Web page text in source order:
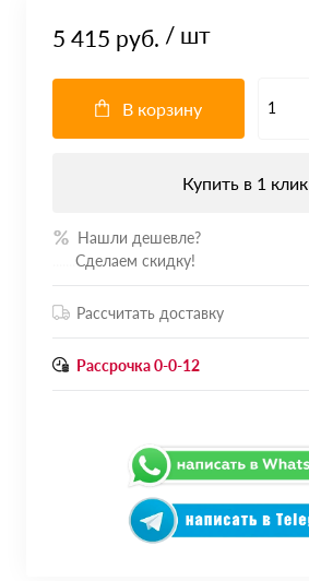
5 415 руб. / шт
В корзину
Купить в 1 клик
Нашли дешевле?
Сделаем скидку!
Рассчитать доставку
Рассрочка 0-0-12